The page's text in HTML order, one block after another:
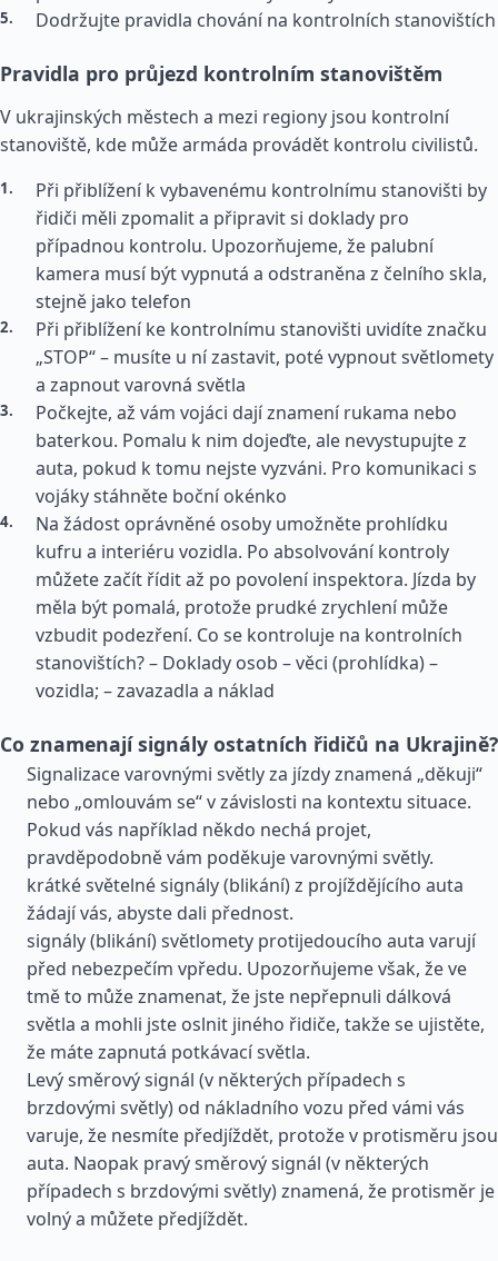
Dodržujte pravidla chování na kontrolních stanovištích
Pravidla pro průjezd kontrolním stanovištěm
V ukrajinských městech a mezi regiony jsou kontrolní
stanoviště, kde může armáda provádět kontrolu civilistů.
Při přiblížení k vybavenému kontrolnímu stanovišti by
řidiči měli zpomalit a připravit si doklady pro
případnou kontrolu. Upozorňujeme, že palubní
kamera musí být vypnutá a odstraněna z čelního skla,
stejně jako telefon
Při přiblížení ke kontrolnímu stanovišti uvidíte značku
„STOP“ – musíte u ní zastavit, poté vypnout světlomety
a zapnout varovná světla
Počkejte, až vám vojáci dají znamení rukama nebo
baterkou. Pomalu k nim dojeďte, ale nevystupujte z
auta, pokud k tomu nejste vyzváni. Pro komunikaci s
vojáky stáhněte boční okénko
Na žádost oprávněné osoby umožněte prohlídku
kufru a interiéru vozidla. Po absolvování kontroly
můžete začít řídit až po povolení inspektora. Jízda by
měla být pomalá, protože prudké zrychlení může
vzbudit podezření. Co se kontroluje na kontrolních
stanovištích? – Doklady osob – věci (prohlídka) –
vozidla; – zavazadla a náklad
Co znamenají signály ostatních řidičů na Ukrajině?
Signalizace varovnými světly za jízdy znamená „děkuji“
nebo „omlouvám se“ v závislosti na kontextu situace.
Pokud vás například někdo nechá projet,
pravděpodobně vám poděkuje varovnými světly.
krátké světelné signály (blikání) z projíždějícího auta
žádají vás, abyste dali přednost.
signály (blikání) světlomety protijedoucího auta varují
před nebezpečím vpředu. Upozorňujeme však, že ve
tmě to může znamenat, že jste nepřepnuli dálková
světla a mohli jste oslnit jiného řidiče, takže se ujistěte,
že máte zapnutá potkávací světla.
Levý směrový signál (v některých případech s
brzdovými světly) od nákladního vozu před vámi vás
varuje, že nesmíte předjíždět, protože v protisměru jsou
auta. Naopak pravý směrový signál (v některých
případech s brzdovými světly) znamená, že protisměr je
volný a můžete předjíždět.